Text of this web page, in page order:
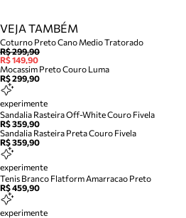
VEJA TAMBÉM
Coturno Preto Cano Medio Tratorado
R$ 299,90
R$ 149,90
Mocassim Preto Couro Luma
R$ 299,90
experimente
Sandalia Rasteira Off-White Couro Fivela
R$ 359,90
Sandalia Rasteira Preta Couro Fivela
R$ 359,90
experimente
Tenis Branco Flatform Amarracao Preto
R$ 459,90
experimente